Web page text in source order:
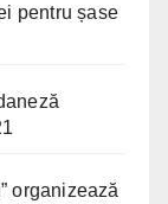
pentru șase
organizează